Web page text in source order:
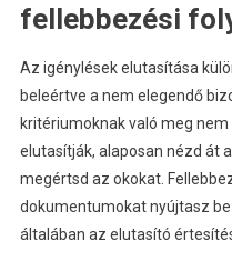
fellebbezési
Az igénylések elutasítása
beleértve a nem elegendő
kritériumoknak való meg
elutasítják, alaposan nézd át
megértsd az okokat.
dokumentumokat nyújtasz
általában az elutasító